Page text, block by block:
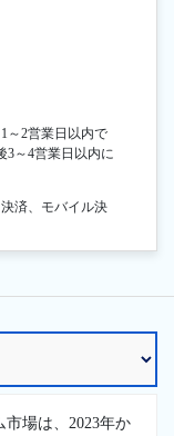
～2営業日以内で
3～4営業日以内に
済、モバイル決
場は、2023年か